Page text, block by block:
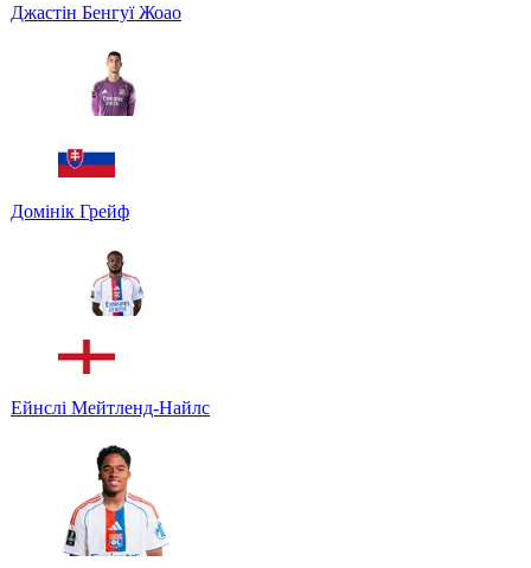
Джастін Бенгуї Жоао
Домінік Грейф
Ейнслі Мейтленд-Найлс